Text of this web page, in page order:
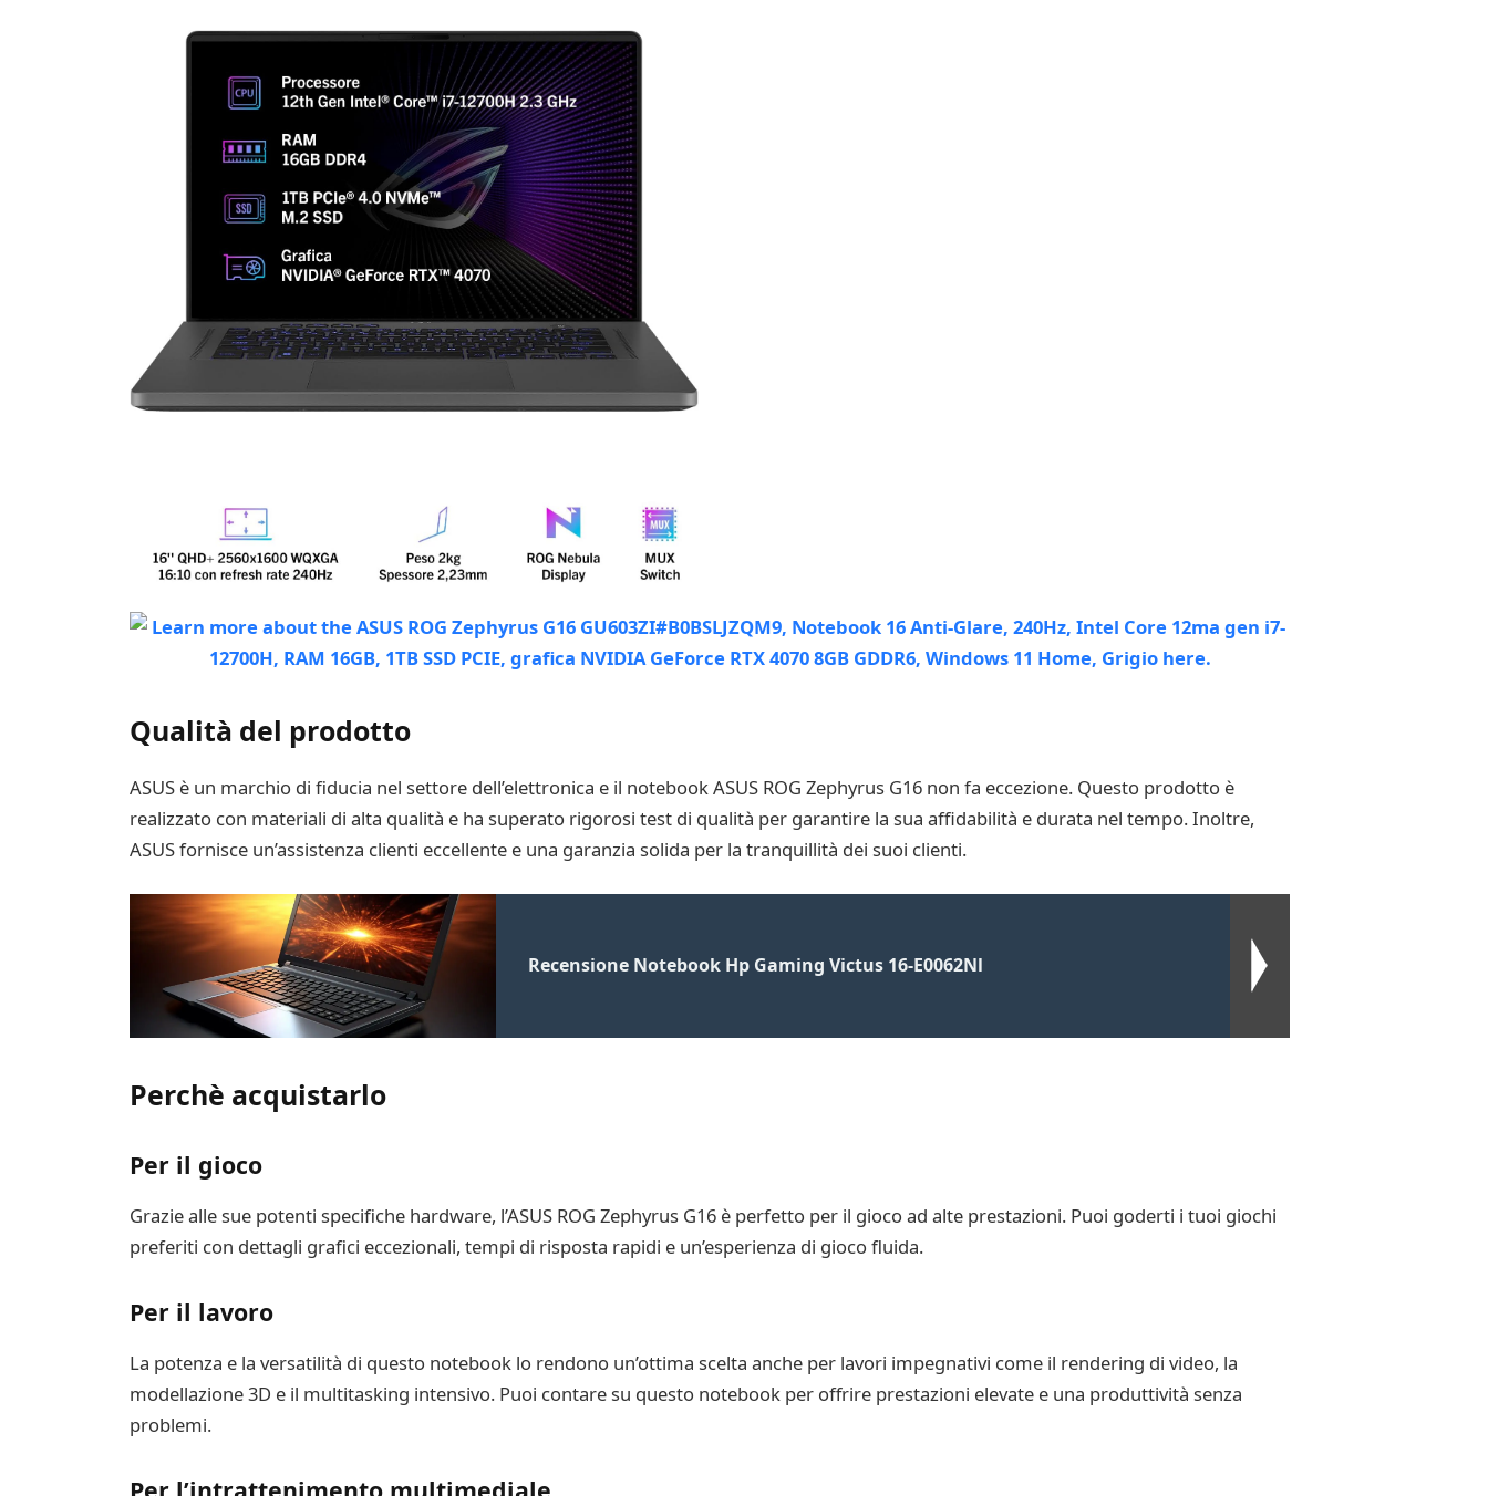
Qualità del prodotto
ASUS è un marchio di fiducia nel settore dell’elettronica e il notebook ASUS ROG Zephyrus G16 non fa eccezione. Questo prodotto è
realizzato con materiali di alta qualità e ha superato rigorosi test di qualità per garantire la sua affidabilità e durata nel tempo. Inoltre,
ASUS fornisce un’assistenza clienti eccellente e una garanzia solida per la tranquillità dei suoi clienti.
Recensione Notebook Hp Gaming Victus 16-E0062Nl
Perchè acquistarlo
Per il gioco
Grazie alle sue potenti specifiche hardware, l’ASUS ROG Zephyrus G16 è perfetto per il gioco ad alte prestazioni. Puoi goderti i tuoi giochi
preferiti con dettagli grafici eccezionali, tempi di risposta rapidi e un’esperienza di gioco fluida.
Per il lavoro
La potenza e la versatilità di questo notebook lo rendono un’ottima scelta anche per lavori impegnativi come il rendering di video, la
modellazione 3D e il multitasking intensivo. Puoi contare su questo notebook per offrire prestazioni elevate e una produttività senza
problemi.
Per l’intrattenimento multimediale